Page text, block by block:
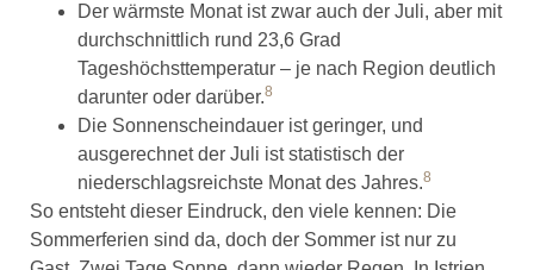
Der wärmste Monat ist zwar auch der Juli, aber mit
durchschnittlich rund 23,6 Grad
Tageshöchsttemperatur – je nach Region deutlich
darunter oder darüber.8
Die Sonnenscheindauer ist geringer, und
ausgerechnet der Juli ist statistisch der
niederschlagsreichste Monat des Jahres.8
So entsteht dieser Eindruck, den viele kennen: Die
Sommerferien sind da, doch der Sommer ist nur zu